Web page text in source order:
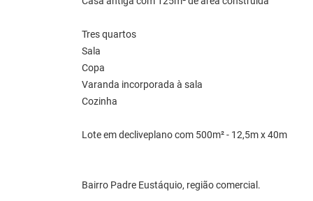
Tres quartos
Sala
Copa
Varanda incorporada à sala
Cozinha
Lote em decliveplano com 500m² - 12,5m x 40m
Bairro Padre Eustáquio, região comercial.